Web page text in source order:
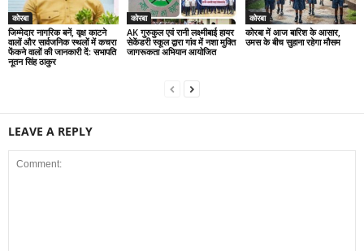
कोरबा
जिम्मेदार नागरिक बनें, वृक्ष काटने
वालों और सार्वजनिक स्थलों में कचरा
फेंकने वालों की जानकारी दें: सभापति
नूतन सिंह ठाकुर
कोरबा
AK गुरुकुल एवं रानी लक्ष्मीबाई हायर
सेकेंडरी स्कूल द्वारा गांव में नशा मुक्ति
जागरूकता अभियान आयोजित
कोरबा
कोरबा में आज बारिश के आसार,
उमस के बीच सुहाना रहेगा मौसम
LEAVE A REPLY